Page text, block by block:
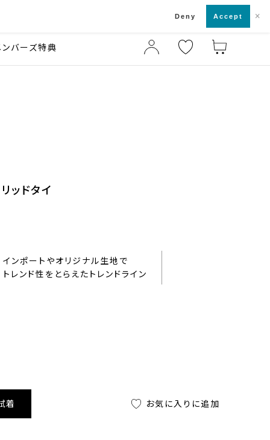
ンバーズ特典
ッドタイ
インポートやオリジナル生地で
トレンド性をとらえたトレンドライン
着 お気に入りに追加
Deny Accept ×